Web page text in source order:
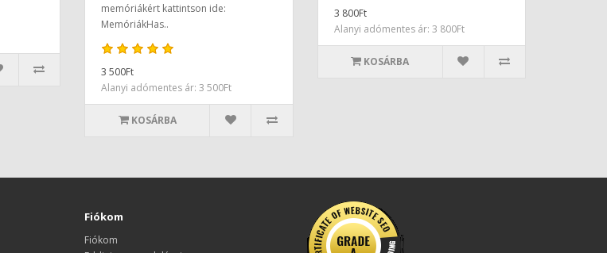
memóriákért kattintson ide:
MemóriákHas..
3 500Ft
Alanyi adómentes ár: 3 500Ft
KOSÁRBA
3 800Ft
Alanyi adómentes ár: 3 800Ft
KOSÁRBA
Fiókom
Fiókom